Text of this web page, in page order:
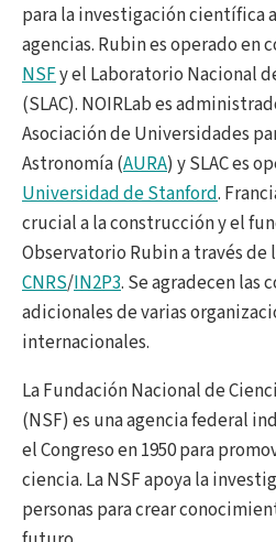
para la investigación científica
agencias. Rubin es operado en
NSFy el Laboratorio Nacional
(SLAC). NOIRLab es
Asociación de Universidades
Astronomía (AURA) y SLAC es
Universidad de Stanford.
crucial a la construcción y el
Observatorio Rubin a través
CNRS/IN2P3. Se agradecen las
adicionales de varias
internacionales.
La Fundación Nacional de
(NSF) es una agencia federal
el Congreso en 1950 para
ciencia. La NSF apoya la
personas para crear